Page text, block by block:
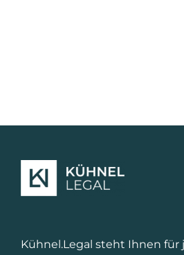
Kühnel.Legal steht Ihnen für